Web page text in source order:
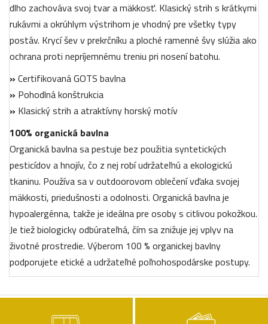
dlho zachováva svoj tvar a mäkkosť. Klasický strih s krátkymi
rukávmi a okrúhlym výstrihom je vhodný pre všetky typy
postáv. Krycí šev v prekrčníku a ploché ramenné švy slúžia ako
ochrana proti nepríjemnému treniu pri nosení batohu.
» Certifikovaná GOTS bavlna
» Pohodlná konštrukcia
» Klasický strih a atraktívny horský motív
100% organická bavlna
Organická bavlna sa pestuje bez použitia syntetických
pesticídov a hnojív, čo z nej robí udržateľnú a ekologickú
tkaninu. Používa sa v outdoorovom oblečení vďaka svojej
mäkkosti, priedušnosti a odolnosti. Organická bavlna je
hypoalergénna, takže je ideálna pre osoby s citlivou pokožkou.
Je tiež biologicky odbúrateľná, čím sa znižuje jej vplyv na
životné prostredie. Výberom 100 % organickej bavlny
podporujete etické a udržateľné poľnohospodárske postupy.